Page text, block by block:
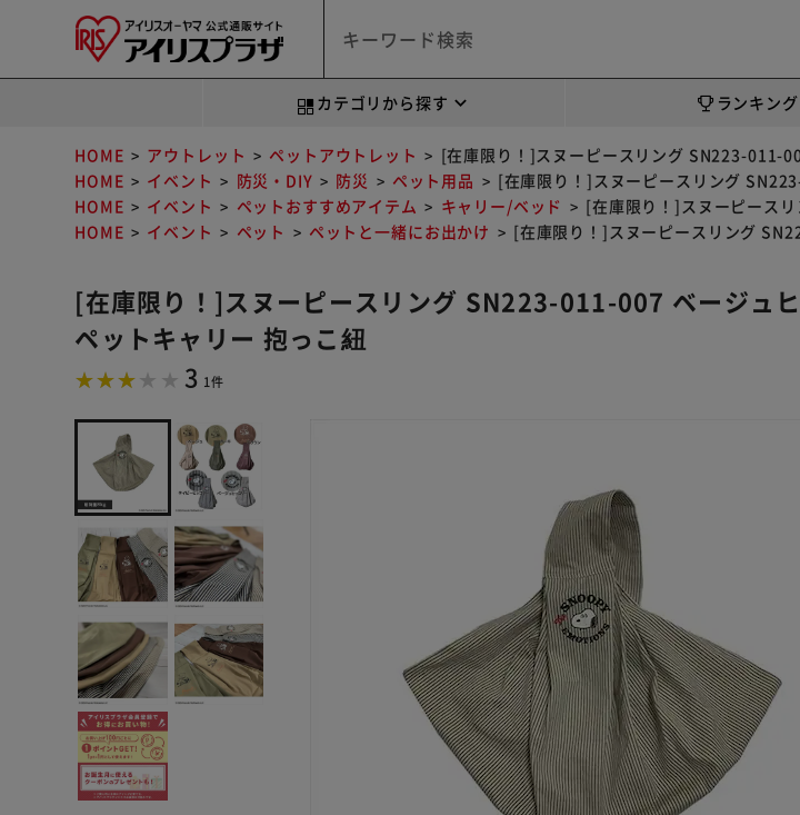
カテゴリから探す ランキング
HOME アウトレット ペットアウトレット
[在庫限り！]スヌーピースリング SN223-011-
HOME
イベント 防災・DIY 防災 ペット用品
[在庫限り！]スヌーピースリング
HOME
イベント ペットおすすめアイテム キャリー/ベッド
[在庫限り！]スヌーピース
HOME
イベント ペット ペットと一緒にお出かけ [在庫限り！]スヌーピースリング
[在庫限り！]スヌーピースリング SN223-011-007 ベージュ
ペットキャリー 抱っこ紐
3 1件